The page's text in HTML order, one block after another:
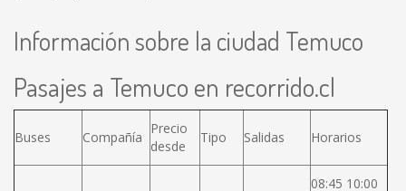
Información sobre la ciudad Temuco
Pasajes a Temuco en recorrido.cl
Buses Compañía
Precio
desde
Tipo Salidas Horarios
08:45 10:00